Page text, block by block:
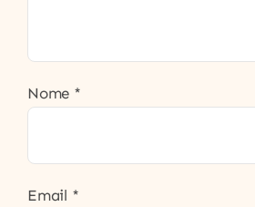
Nome *
Email *